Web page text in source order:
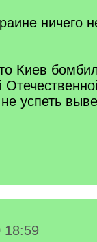
ничего
Киев
успеть
18:59